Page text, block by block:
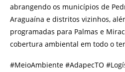
abrangendo os municípios de
Araguaína e distritos vizinhos,
programadas para Palmas e
cobertura ambiental em todo o
#MeioAmbiente #AdapecTO